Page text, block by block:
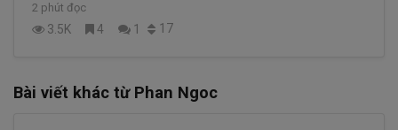
2 phút đọc
3.5K 4 1 17
Bài viết khác từ Phan Ngoc